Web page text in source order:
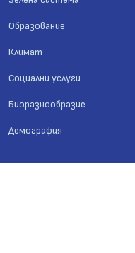
Образование
Климат
Социални услуги
Биоразнообразие
Демография